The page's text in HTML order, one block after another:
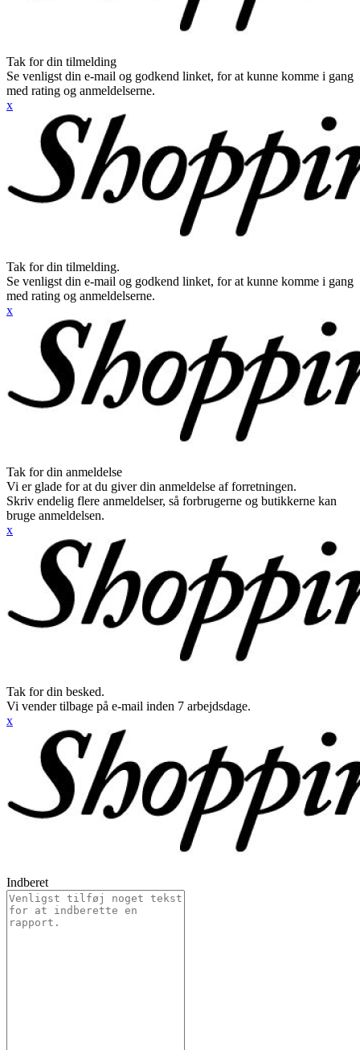
Tak for din tilmelding
Se venligst din e-mail og godkend linket, for at kunne komme i gang
med rating og anmeldelserne.
x
Tak for din tilmelding.
Se venligst din e-mail og godkend linket, for at kunne komme i gang
med rating og anmeldelserne.
x
Tak for din anmeldelse
Vi er glade for at du giver din anmeldelse af forretningen.
Skriv endelig flere anmeldelser, så forbrugerne og butikkerne kan
bruge anmeldelsen.
x
Tak for din besked.
Vi vender tilbage på e-mail inden 7 arbejdsdage.
x
Indberet